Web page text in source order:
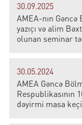
30.09.2025
AMEA-nın Gəncə
yazıçı və alim
olunan seminar
30.05.2024
AMEA Gəncə
Respublikasının
dəyirmi masa